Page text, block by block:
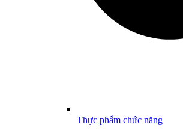
Thực phẩm chức năng